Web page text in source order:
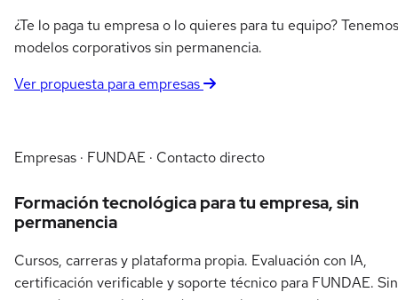
¿Te lo paga tu empresa o lo quieres para tu equipo? Tenemos
modelos corporativos sin permanencia.
Ver propuesta para empresas
Empresas · FUNDAE · Contacto directo
Formación tecnológica para tu empresa, sin
permanencia
Cursos, carreras y plataforma propia. Evaluación con IA,
certificación verificable y soporte técnico para FUNDAE. Sin